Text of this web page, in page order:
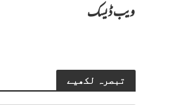
ویب ڈیسک
تبصرہ لکھیے